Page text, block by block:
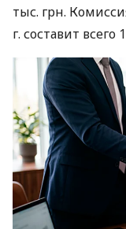
тыс. грн.
г. составит всего